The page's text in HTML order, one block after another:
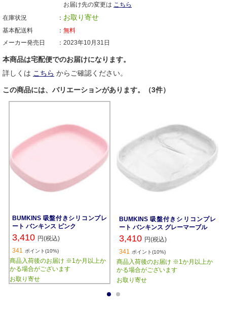
お届け先の変更は こちら
在庫状況
お取り寄せ
基本配送料
無料
メーカー発売日
2023年10月31日
本商品は宅配便でのお届けになります。
詳しくは こちら からご確認ください。
この商品には、バリエーションがあります。（3件）
BUMKINS 吸盤付きシリコンプレ
ート バンキンス ピンク
3,410 円(税込)
341 ポイント(10%)
商品入荷後のお届け ※1か月以上か
かる場合がございます
お取り寄せ
BUMKINS 吸盤付きシリコンプレ
ート バンキンス グレーマーブル
3,410 円(税込)
341 ポイント(10%)
商品入荷後のお届け ※1か月以上か
かる場合がございます
お取り寄せ